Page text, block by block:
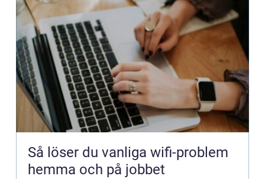
Så löser du vanliga wifi-problem
hemma och på jobbet